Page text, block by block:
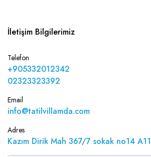
İletişim Bilgilerimiz
Telefon
+905332012342
02323323392
Email
info@tatilvillamda.com
Adres
Kazım Dirik Mah 367/7 sokak no14